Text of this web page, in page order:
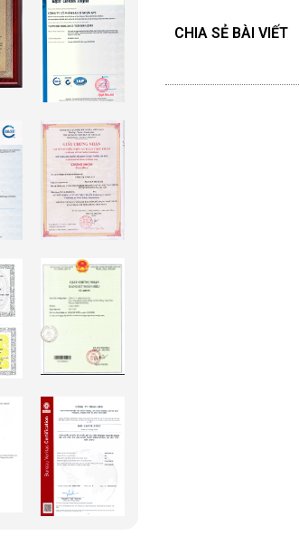
CHIA SẺ BÀI VIẾT